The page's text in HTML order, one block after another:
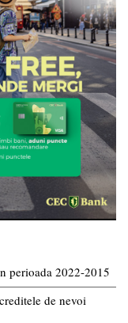
perioada 2022-2015
de nevoi